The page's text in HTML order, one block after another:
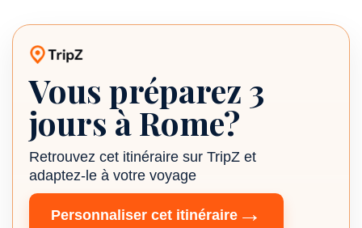
Itinéraire TripZ
Vous préparez 3
jours à Rome?
Retrouvez cet itinéraire sur TripZ et
adaptez-le à votre voyage
Personnaliser cet itinéraire →